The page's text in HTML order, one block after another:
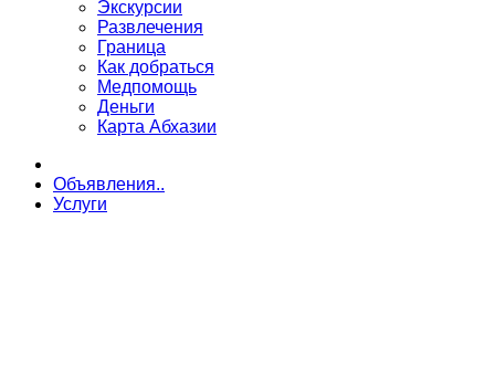
Экскурсии
Развлечения
Граница
Как добраться
Медпомощь
Деньги
Карта Абхазии
Объявления..
Услуги